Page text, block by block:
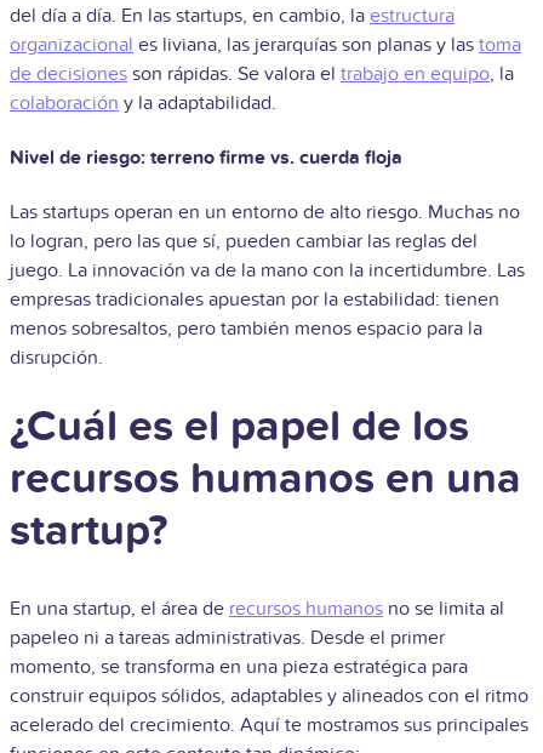
del día a día. En las startups, en cambio, la estructura
organizacional es liviana, las jerarquías son planas y las toma
de decisiones son rápidas. Se valora el trabajo en equipo, la
colaboración y la adaptabilidad.
Nivel de riesgo: terreno firme vs. cuerda floja
Las startups operan en un entorno de alto riesgo. Muchas no
lo logran, pero las que sí, pueden cambiar las reglas del
juego. La innovación va de la mano con la incertidumbre. Las
empresas tradicionales apuestan por la estabilidad: tienen
menos sobresaltos, pero también menos espacio para la
disrupción.
¿Cuál es el papel de los
recursos humanos en una
startup?
En una startup, el área de recursos humanos no se limita al
papeleo ni a tareas administrativas. Desde el primer
momento, se transforma en una pieza estratégica para
construir equipos sólidos, adaptables y alineados con el ritmo
acelerado del crecimiento. Aquí te mostramos sus principales